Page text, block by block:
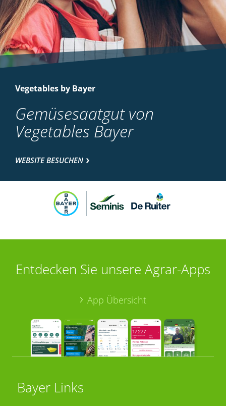
Vegetables by Bayer
Gemüsesaatgut von
Vegetables Bayer
WEBSITE BESUCHEN
Entdecken Sie unsere Agrar-Apps
App Übersicht
Bayer Links